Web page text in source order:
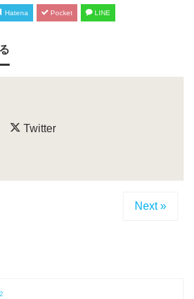
Hatena Pocket LINE
Twitter
Next »